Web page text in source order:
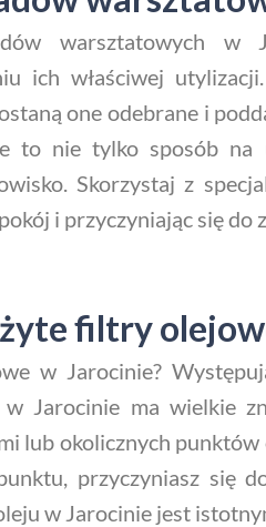
warsztatowych
ich właściwej
one odebrane i
nie tylko sposób na
Skorzystaj z
i przyczyniając się
filtry
w Jarocinie?
Jarocinie ma wielkie
lub okolicznych
przyczyniasz się
w Jarocinie jest